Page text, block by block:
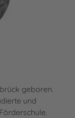
geboren.
und